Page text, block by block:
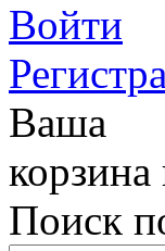
Войти
Ваша
корзина
Поиск